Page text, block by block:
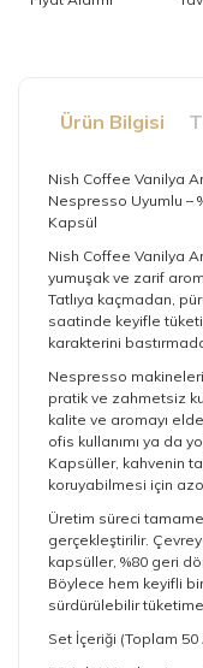
Ürün Bilgisi
Nish Coffee Vanilya
Nespresso Uyumlu –
Kapsül
Nish Coffee Vanilya
yumuşak ve zarif
Tatlıya kaçmadan,
saatinde keyifle
karakterini
Nespresso
pratik ve zahmetsiz
kalite ve aromayı
ofis kullanımı ya da
Kapsüller, kahvenin
koruyabilmesi için
Üretim süreci
gerçekleştirilir.
kapsüller, %80 geri
Böylece hem keyifli
sürdürülebilir tüketime
Set İçeriği (Toplam